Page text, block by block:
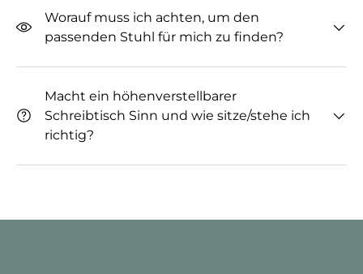
Worauf muss ich achten, um den
passenden Stuhl für mich zu finden?
Macht ein höhenverstellbarer
Schreibtisch Sinn und wie sitze/stehe ich
richtig?